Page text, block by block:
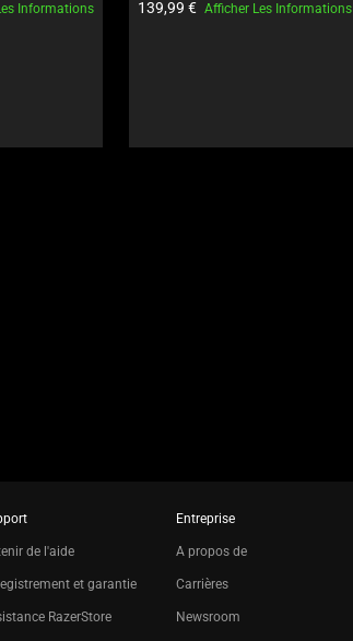
Informations Prix du produit:
139,99 € Afficher Les Informations
de l'aide
et garantie
RazerStore
Entreprise
A propos de
Carrières
Newsroom